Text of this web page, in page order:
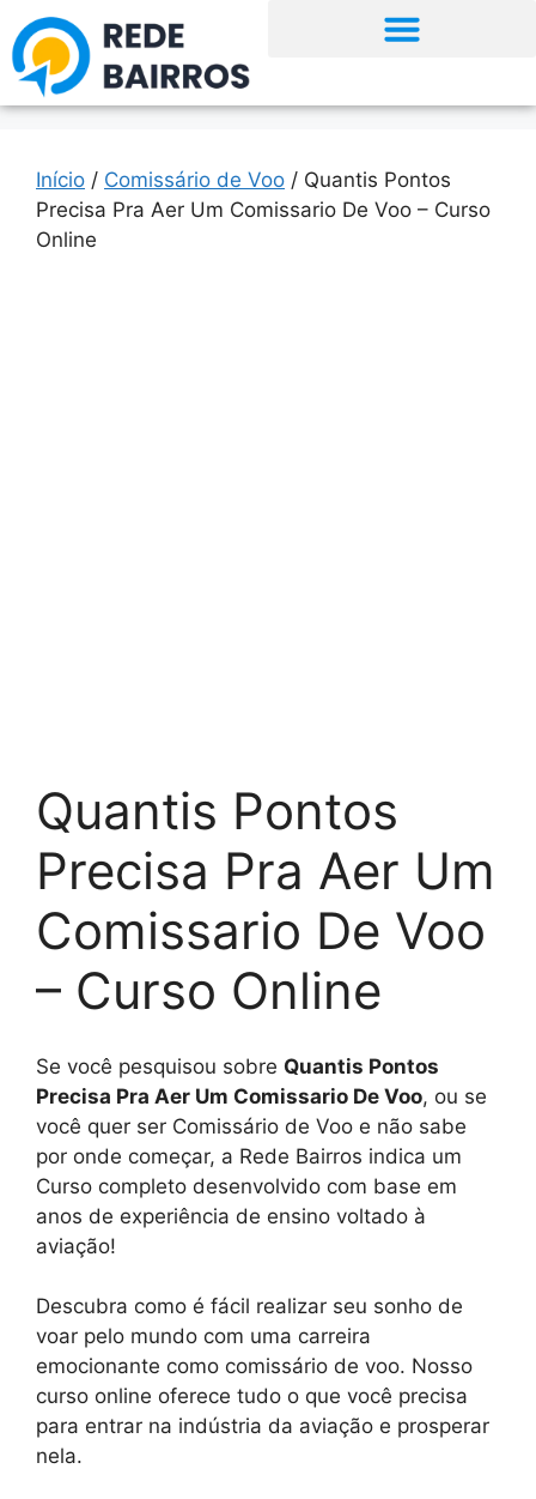
Início / Comissário de Voo / Quantis Pontos
Precisa Pra Aer Um Comissario De Voo – Curso
Online
Quantis Pontos
Precisa Pra Aer Um
Comissario De Voo
– Curso Online
Se você pesquisou sobre Quantis Pontos
Precisa Pra Aer Um Comissario De Voo, ou se
você quer ser Comissário de Voo e não sabe
por onde começar, a Rede Bairros indica um
Curso completo desenvolvido com base em
anos de experiência de ensino voltado à
aviação!
Descubra como é fácil realizar seu sonho de
voar pelo mundo com uma carreira
emocionante como comissário de voo. Nosso
curso online oferece tudo o que você precisa
para entrar na indústria da aviação e prosperar
nela.